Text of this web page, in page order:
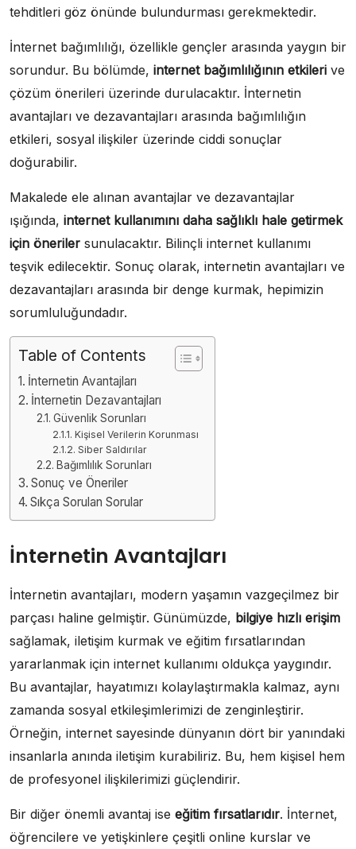
tehditleri göz önünde bulundurması gerekmektedir.
İnternet bağımlılığı, özellikle gençler arasında yaygın bir
sorundur. Bu bölümde, internet bağımlılığının etkileri ve
çözüm önerileri üzerinde durulacaktır. İnternetin
avantajları ve dezavantajları arasında bağımlılığın
etkileri, sosyal ilişkiler üzerinde ciddi sonuçlar
doğurabilir.
Makalede ele alınan avantajlar ve dezavantajlar
ışığında, internet kullanımını daha sağlıklı hale getirmek
için öneriler sunulacaktır. Bilinçli internet kullanımı
teşvik edilecektir. Sonuç olarak, internetin avantajları ve
dezavantajları arasında bir denge kurmak, hepimizin
sorumluluğundadır.
Table of Contents
İnternetin Avantajları
İnternetin Dezavantajları
Güvenlik Sorunları
Kişisel Verilerin Korunması
Siber Saldırılar
Bağımlılık Sorunları
Sonuç ve Öneriler
Sıkça Sorulan Sorular
İnternetin Avantajları
İnternetin avantajları, modern yaşamın vazgeçilmez bir
parçası haline gelmiştir. Günümüzde, bilgiye hızlı erişim
sağlamak, iletişim kurmak ve eğitim fırsatlarından
yararlanmak için internet kullanımı oldukça yaygındır.
Bu avantajlar, hayatımızı kolaylaştırmakla kalmaz, aynı
zamanda sosyal etkileşimlerimizi de zenginleştirir.
Örneğin, internet sayesinde dünyanın dört bir yanındaki
insanlarla anında iletişim kurabiliriz. Bu, hem kişisel hem
de profesyonel ilişkilerimizi güçlendirir.
Bir diğer önemli avantaj ise eğitim fırsatlarıdır. İnternet,
öğrencilere ve yetişkinlere çeşitli online kurslar ve